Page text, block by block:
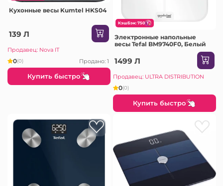
Кухонные весы Kumtel HKS04
139 Л
Продавец: Nova IT
0(0) Продано: 1
Купить быстро
КэшБэк: 750
Электронные напольные
весы Tefal BM9740F0, Белый
1499 Л
Продавец: ULTRA DISTRIBUTION
0(0)
Купить быстро